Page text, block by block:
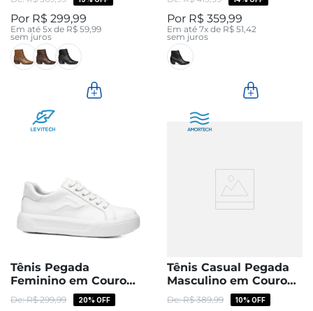
R$ 299,99
Em até 5x de R$ 59 99
sem juros
R$ 359,99
Em até 7x de R$ 51 42
sem juros
Tênis Pegada
Feminino em Couro
Branco 211216-05
R$ 299,99 20% OFF
Tênis Casual Pegada
Masculino em Couro
Cloud 110753-06
R$ 389,99 10% OFF